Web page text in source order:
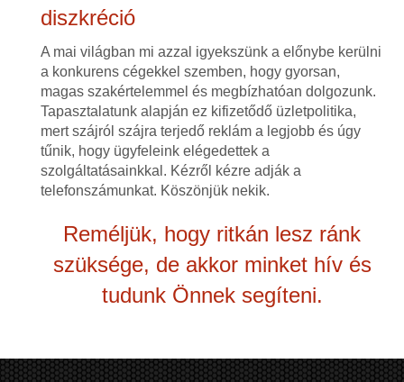
diszkréció
A mai világban mi azzal igyekszünk a előnybe kerülni
a konkurens cégekkel szemben, hogy gyorsan,
magas szakértelemmel és megbízhatóan dolgozunk.
Tapasztalatunk alapján ez kifizetődő üzletpolitika,
mert szájról szájra terjedő reklám a legjobb és úgy
tűnik, hogy ügyfeleink elégedettek a
szolgáltatásainkkal. Kézről kézre adják a
telefonszámunkat. Köszönjük nekik.
Reméljük, hogy ritkán lesz ránk
szüksége, de akkor minket hív és
tudunk Önnek segíteni.